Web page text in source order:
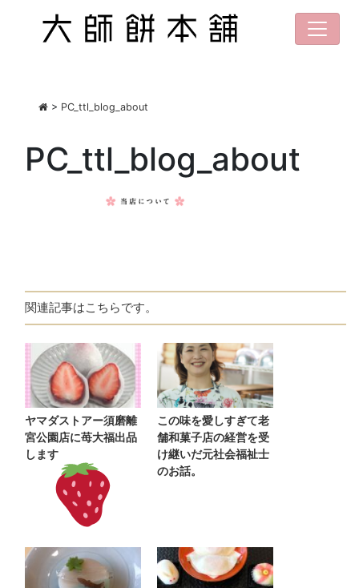
> PC_ttl_blog_about
PC_ttl_blog_about
関連記事はこちらです。
ヤマダストアー須磨離
宮公園店に苺大福出品
します
この味を愛しすぎて老
舗和菓子店の経営を受
け継いだ元社会福祉士
のお話。